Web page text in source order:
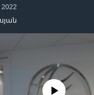
No media source currently